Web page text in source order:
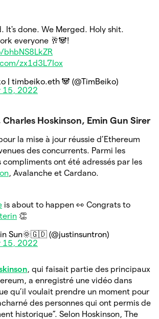
It's done. We Merged. Holy shit.
everyone 🥂🐼!
zx1d3L7Iox
| timbeiko.eth 🐼 (@TimBeiko)
15, 2022
Charles Hoskinson, Emin Gun Sirer
la mise à jour réussie d’Ethereum
des concurrents. Parmi les
ont été adressés par les
, Avalanche et Cardano.
is about to happen 👀 Congrats to
👏
Sun🌞🇬🇩 (@justinsuntron)
15, 2022
, qui faisait partie des principaux
a enregistré une vidéo dans
qu’il voulait prendre un moment pour
des personnes qui ont permis de
historique”. Selon Hoskinson, The